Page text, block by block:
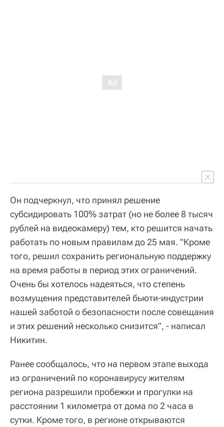
Он подчеркнул, что принял решение
субсидировать 100% затрат (но не более 8 тысяч
рублей на видеокамеру) тем, кто решится начать
работать по новым правилам до 25 мая. "Кроме
того, решил сохранить региональную поддержку
на время работы в период этих ограничений.
Очень бы хотелось надеяться, что степень
возмущения представителей бьюти-индустрии
нашей заботой о безопасности после совещания
и этих решений несколько снизится", - написал
Никитин.
Ранее сообщалось, что на первом этапе выхода
из ограничений по коронавирусу жителям
региона разрешили пробежки и прогулки на
расстоянии 1 километра от дома по 2 часа в
сутки. Кроме того, в регионе открываются